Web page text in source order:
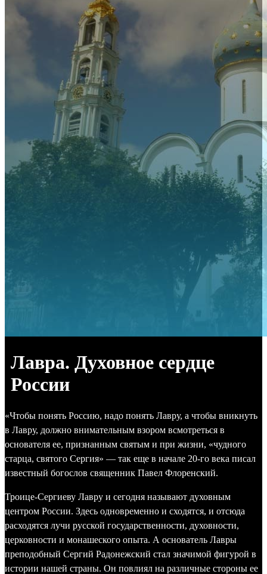
Лавра. Духовное сердце
России
«Чтобы понять Россию, надо понять Лавру, а чтобы вникнуть
в Лавру, должно внимательным взором всмотреться в
основателя ее, признанным святым и при жизни, «чудного
старца, святого Сергия» — так еще в начале 20-го века писал
известный богослов священник Павел Флоренский.
Троице-Сергиеву Лавру и сегодня называют духовным
центром России. Здесь одновременно и сходятся, и отсюда
расходятся лучи русской государственности, духовности,
церковности и монашеского опыта. А основатель Лавры
преподобный Сергий Радонежский стал значимой фигурой в
истории нашей страны. Он повлиял на различные стороны ее